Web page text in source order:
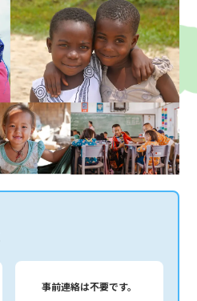
事前連絡は不要です。